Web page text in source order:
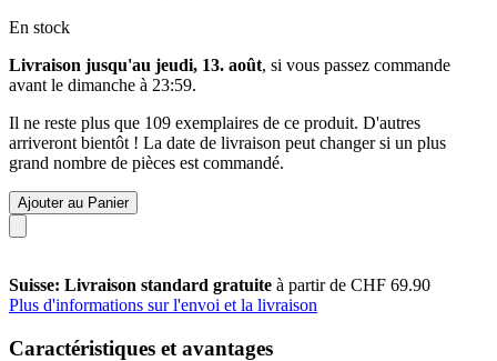
En stock
Livraison jusqu'au jeudi, 13. août, si vous passez commande
avant le dimanche à 23:59.
Il ne reste plus que 109 exemplaires de ce produit. D'autres
arriveront bientôt ! La date de livraison peut changer si un plus
grand nombre de pièces est commandé.
Ajouter au Panier
Suisse: Livraison standard gratuite à partir de CHF 69.90
Plus d'informations sur l'envoi et la livraison
Caractéristiques et avantages